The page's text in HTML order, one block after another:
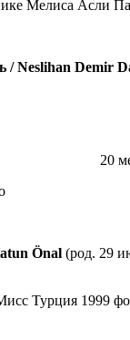
/ Neslihan Demir
20
Önal(род. 29